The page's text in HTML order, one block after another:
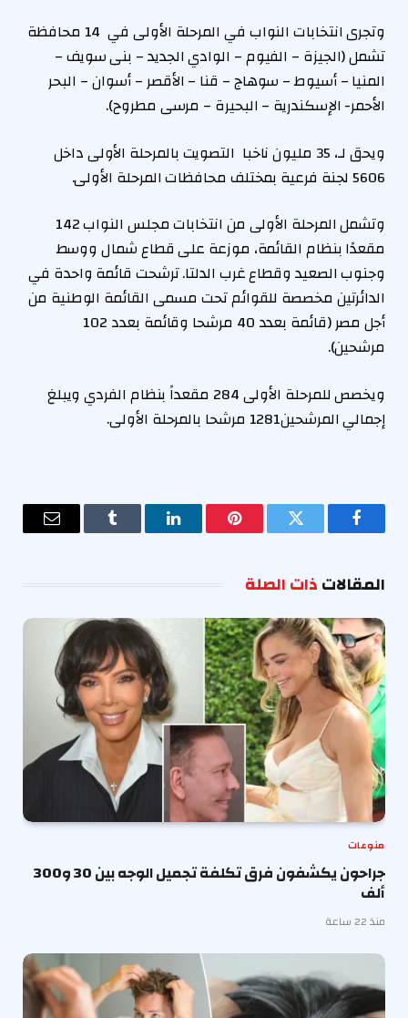
وتجرى انتخابات النواب في المرحلة الأولى في 14 محافظة
تشمل (الجيزة – الفيوم – الوادي الجديد – بنى سويف –
المنيا – أسيوط – سوهاج – قنا – الأقصر – أسوان – البحر
الأحمر- الإسكندرية – البحيرة – مرسى مطروح).
ويحق لـ، 35 مليون ناخبا التصويت بالمرحلة الأولى داخل
5606 لجنة فرعية بمختلف محافظات المرحلة الأولى.
وتشمل المرحلة الأولى من انتخابات مجلس النواب 142
مقعدًا بنظام القائمة، موزعة على قطاع شمال ووسط
وجنوب الصعيد وقطاع غرب الدلتا. ترشحت قائمة واحدة في
الدائرتين مخصصة للقوائم تحت مسمى القائمة الوطنية من
أجل مصر (قائمة بعدد 40 مرشحا وقائمة بعدد 102
مرشحين).
ويخصص للمرحلة الأولى 284 مقعداً بنظام الفردي ويبلغ
إجمالي المرشحين1281 مرشحا بالمرحلة الأولى.
فيسبوك تويتر بينتيريستلينكدإن Tumblr
البريد
المقالاتذات الصلة
منوعات
جراحون يكشفون فرق تكلفة تجميل الوجه بين 30 و300
ألف
منذ 22 ساعة